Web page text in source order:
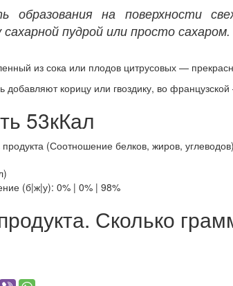
образования на поверхности
пудрой или просто сахаром.
из сока или плодов цитрусовых —
добавляют корицу или гвоздику, во
53кКал
продукта (Соотношение белков, жиров,
(б|ж|у): 0% | 0% | 98%
Сколько